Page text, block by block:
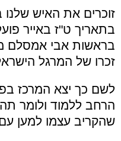
זוכרים את האיש
בתאריך ט"ז באייר
בראשות אבי אמסלם
זכרו של המרגל
לשם כך יצא המרכז
הרחב ללמוד ולומר
שהקריב עצמו למען